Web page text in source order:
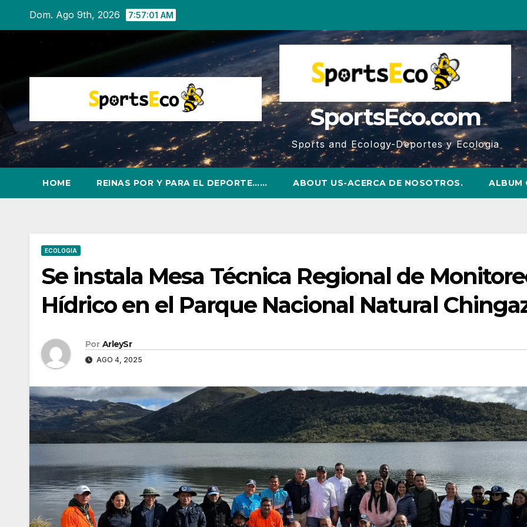
contenido
Dom. Ago 9th, 2026 7:57:02 AM
SportsEco.com
Sports and Ecology-Deportes y Ecologia
HOME REINAS POR Y PARA EL DEPORTE…… ABOUT US-ACERCA DE NOSOTROS. ALBUM
ECOLOGIA
Se instala Mesa Técnica Regional de
Hídrico en el Parque Nacional Natural
Por ArleySr
AGO 4, 2025